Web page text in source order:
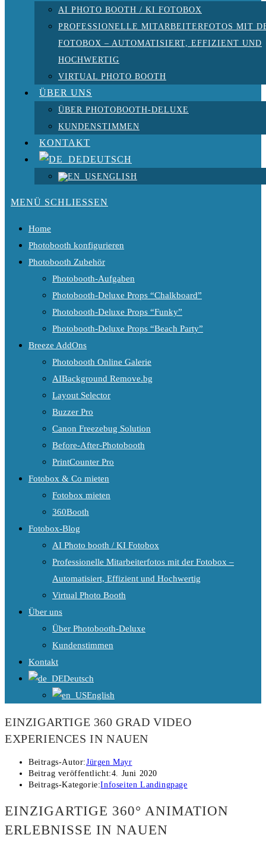
AI PHOTO BOOTH / KI FOTOBOX
PROFESSIONELLE MITARBEITERFOTOS MIT
FOTOBOX – AUTOMATISIERT, EFFIZIENT UND
HOCHWERTIG
VIRTUAL PHOTO BOOTH
ÜBER UNS
ÜBER PHOTOBOOTH-DELUXE
KUNDENSTIMMEN
KONTAKT
DEUTSCH
ENGLISH
MENÜ SCHLIESSEN
Home
Photobooth konfigurieren
Photobooth Zubehör
Photobooth-Aufgaben
Photobooth-Deluxe Props “Chalkboard”
Photobooth-Deluxe Props “Funky”
Photobooth-Deluxe Props “Beach Party”
Breeze AddOns
Photobooth Online Galerie
AIBackground Remove.bg
Layout Selector
Buzzer Pro
Canon Freezebug Solution
Before-After-Photobooth
PrintCounter Pro
Fotobox & Co mieten
Fotobox mieten
360Booth
Fotobox-Blog
AI Photo booth / KI Fotobox
Professionelle Mitarbeiterfotos mit der Fotobox –
Automatisiert, Effizient und Hochwertig
Virtual Photo Booth
Über uns
Über Photobooth-Deluxe
Kundenstimmen
Kontakt
Deutsch
English
EINZIGARTIGE 360 GRAD VIDEO
EXPERIENCES IN NAUEN
Beitrags-Autor:Jürgen Mayr
Beitrag veröffentlicht:4. Juni 2020
Beitrags-Kategorie:Infoseiten Landingpage
EINZIGARTIGE 360° ANIMATION
ERLEBNISSE IN NAUEN